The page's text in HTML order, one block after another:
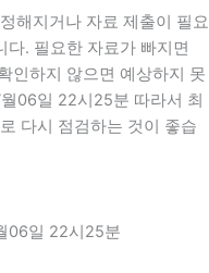
해지거나 자료 제출이 필요
다. 필요한 자료가 빠지면
인하지 않으면 예상하지 못
06일 22시25분 따라서 최
다시 점검하는 것이 좋습
06일 22시25분